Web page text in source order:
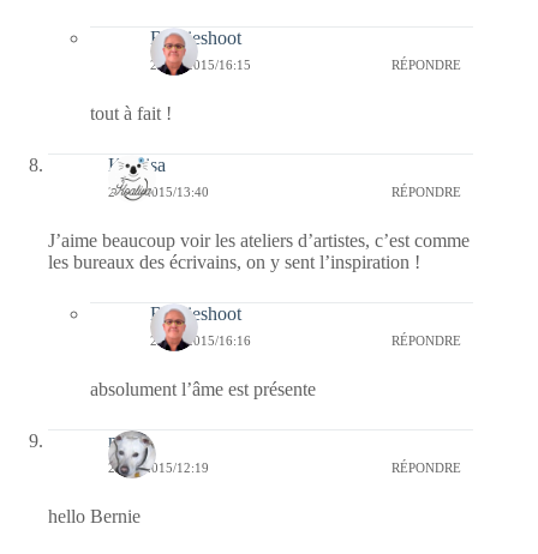
Bernieshoot
24/06/2015/16:15 RÉPONDRE
tout à fait !
Koalisa
24/06/2015/13:40 RÉPONDRE
J’aime beaucoup voir les ateliers d’artistes, c’est comme
les bureaux des écrivains, on y sent l’inspiration !
Bernieshoot
24/06/2015/16:16 RÉPONDRE
absolument l’âme est présente
nays
24/06/2015/12:19 RÉPONDRE
hello Bernie